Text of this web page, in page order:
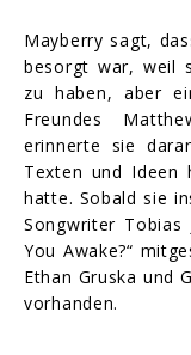
Mayberry sagt,
besorgt war, weil
zu haben, aber
Freundes
erinnerte sie
Texten und Ideen
hatte. Sobald sie
Songwriter Tobias
You Awake?“
Ethan Gruska und
vorhanden.